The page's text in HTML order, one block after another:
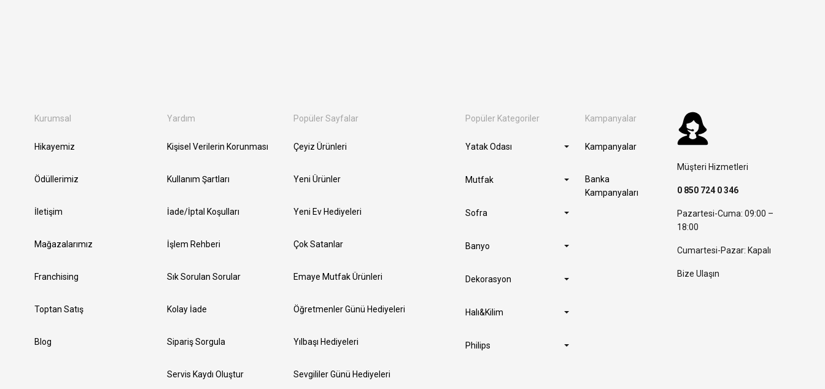
Kurumsal
Hikayemiz
Ödüllerimiz
İletişim
Mağazalarımız
Franchising
Toptan Satış
Blog
Yardım
Kişisel Verilerin Korunması
Kullanım Şartları
İade/İptal Koşulları
İşlem Rehberi
Sık Sorulan Sorular
Kolay İade
Sipariş Sorgula
Servis Kaydı Oluştur
Popüler Sayfalar
Çeyiz Ürünleri
Yeni Ürünler
Yeni Ev Hediyeleri
Çok Satanlar
Emaye Mutfak Ürünleri
Öğretmenler Günü Hediyeleri
Yılbaşı Hediyeleri
Sevgililer Günü Hediyeleri
Popüler Kategoriler
Yatak Odası
Mutfak
Sofra
Banyo
Dekorasyon
Halı&Kilim
Philips
Kampanyalar
Kampanyalar
Banka
Kampanyaları
Müşteri Hizmetleri
0 850 724 0 346
Pazartesi-Cuma: 09:00 –
18:00
Cumartesi-Pazar: Kapalı
Bize Ulaşın